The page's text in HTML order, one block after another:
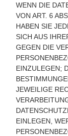
WENN DIE
VON ART. 6
HABEN SIE
SICH AUS
GEGEN DIE
EINZULEGEN;
JEWEILIGE
EINLEGEN,